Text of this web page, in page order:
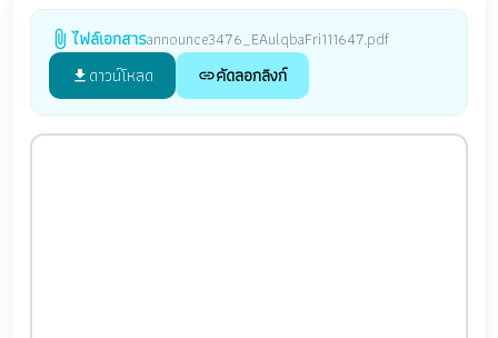
attach_file ไฟล์เอกสารannounce3476_EAulqbaFri111647.pdf
file_download ดาวน์โหลด linkคัดลอกลิงก์